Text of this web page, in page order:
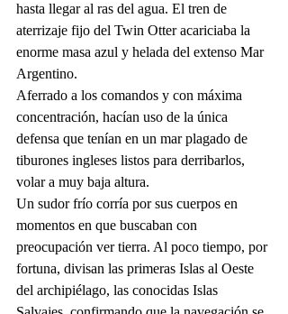
hasta llegar al ras del agua. El tren de
aterrizaje fijo del Twin Otter acariciaba la
enorme masa azul y helada del extenso Mar
Argentino.
Aferrado a los comandos y con máxima
concentración, hacían uso de la única
defensa que tenían en un mar plagado de
tiburones ingleses listos para derribarlos,
volar a muy baja altura.
Un sudor frío corría por sus cuerpos en
momentos en que buscaban con
preocupación ver tierra. Al poco tiempo, por
fortuna, divisan las primeras Islas al Oeste
del archipiélago, las conocidas Islas